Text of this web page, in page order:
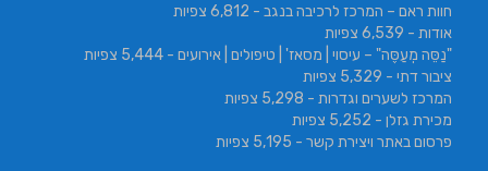
חוות ראם – המרכז לרכיבה בנגב - 6,812 צפיות
אודות - 6,539 צפיות
"נַסֵּה מְעַסֶּה" – עיסוי | מסאז' | טיפולים | אירועים - 5,444 צפיות
ציבור דתי - 5,329 צפיות
המרכז לשערים וגדרות - 5,298 צפיות
מכירת גזלן - 5,252 צפיות
פרסום באתר ויצירת קשר - 5,195 צפיות